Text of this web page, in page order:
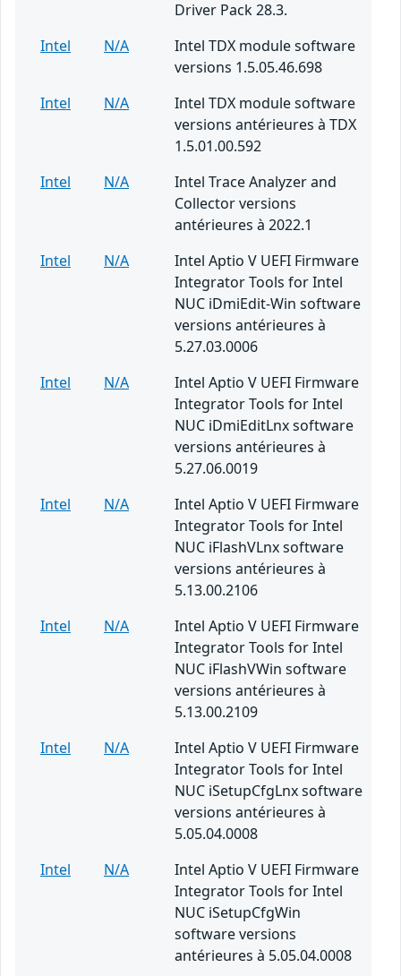
Driver Pack 28.3.
Intel
N/A
Intel TDX module software
versions 1.5.05.46.698
Intel
N/A
Intel TDX module software
versions antérieures à TDX
1.5.01.00.592
Intel
N/A
Intel Trace Analyzer and
Collector versions
antérieures à 2022.1
Intel
N/A
Intel Aptio V UEFI Firmware
Integrator Tools for Intel
NUC iDmiEdit-Win software
versions antérieures à
5.27.03.0006
Intel
N/A
Intel Aptio V UEFI Firmware
Integrator Tools for Intel
NUC iDmiEditLnx software
versions antérieures à
5.27.06.0019
Intel
N/A
Intel Aptio V UEFI Firmware
Integrator Tools for Intel
NUC iFlashVLnx software
versions antérieures à
5.13.00.2106
Intel
N/A
Intel Aptio V UEFI Firmware
Integrator Tools for Intel
NUC iFlashVWin software
versions antérieures à
5.13.00.2109
Intel
N/A
Intel Aptio V UEFI Firmware
Integrator Tools for Intel
NUC iSetupCfgLnx software
versions antérieures à
5.05.04.0008
Intel
N/A
Intel Aptio V UEFI Firmware
Integrator Tools for Intel
NUC iSetupCfgWin
software versions
antérieures à 5.05.04.0008